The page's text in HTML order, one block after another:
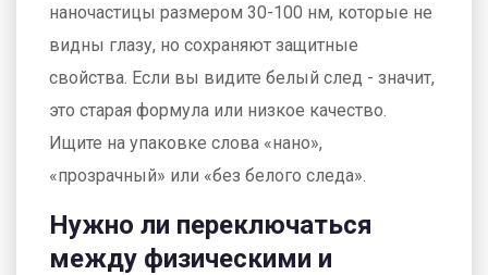
наночастицы размером 30-100 нм, которые не
видны глазу, но сохраняют защитные
свойства. Если вы видите белый след - значит,
это старая формула или низкое качество.
Ищите на упаковке слова «нано»,
«прозрачный» или «без белого следа».
Нужно ли переключаться
между физическими и